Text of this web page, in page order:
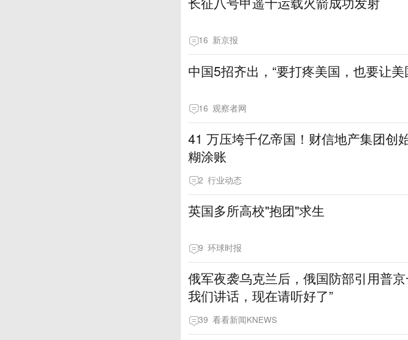
16 新京报
中国5招齐出，“要打疼美国，也要让
16 观察者网
41 万压垮千亿帝国！财信地产集团创
糊涂账
2 行业动态
英国多所高校"抱团"求生
9 环球时报
俄军夜袭乌克兰后，俄国防部引用普
我们讲话，现在请听好了”
39 看看新闻KNEWS